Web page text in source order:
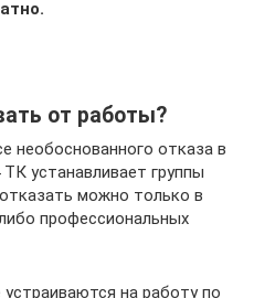
от работы?
необоснованного отказа в
устанавливает группы
можно только в
профессиональных
на работу по